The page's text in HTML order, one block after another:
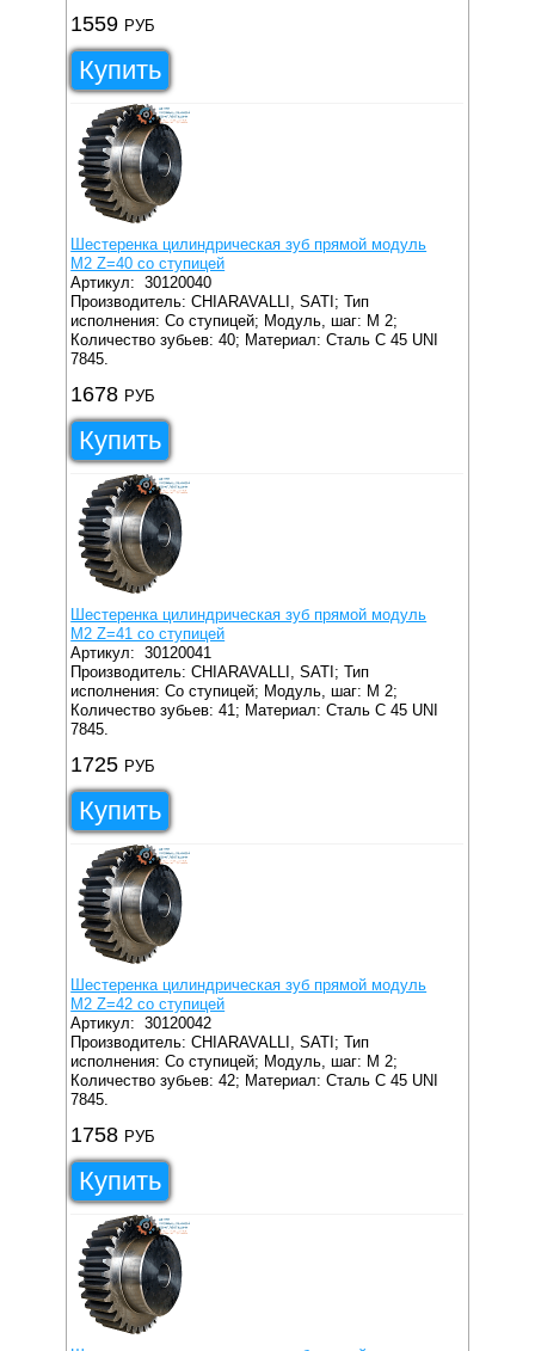
1559 РУБ
Купить
Шестеренка цилиндрическая зуб прямой модуль
M2 Z=40 со ступицей
Артикул:30120040
Производитель: CHIARAVALLI, SATI; Тип
исполнения: Со ступицей; Модуль, шаг: M 2;
Количество зубьев: 40; Материал: Сталь C 45 UNI
7845.
1678 РУБ
Купить
Шестеренка цилиндрическая зуб прямой модуль
M2 Z=41 со ступицей
Артикул:30120041
Производитель: CHIARAVALLI, SATI; Тип
исполнения: Со ступицей; Модуль, шаг: M 2;
Количество зубьев: 41; Материал: Сталь C 45 UNI
7845.
1725 РУБ
Купить
Шестеренка цилиндрическая зуб прямой модуль
M2 Z=42 со ступицей
Артикул:30120042
Производитель: CHIARAVALLI, SATI; Тип
исполнения: Со ступицей; Модуль, шаг: M 2;
Количество зубьев: 42; Материал: Сталь C 45 UNI
7845.
1758 РУБ
Купить